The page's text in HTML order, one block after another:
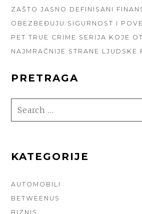
ZAŠTO JASNO DEFINISANI
OBEZBEĐUJU SIGURNOST I
PET TRUE CRIME SERIJA KOJE
NAJMRAČNIJE STRANE LJUDSKE
PRETRAGA
SEARCH
FOR:
KATEGORIJE
AUTOMOBILI
BETWEENUS
BIZNIS